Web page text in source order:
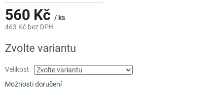
560 Kč / ks
463 Kč bez DPH
cena:
Zvolte variantu
Velikost
Možnosti doručení